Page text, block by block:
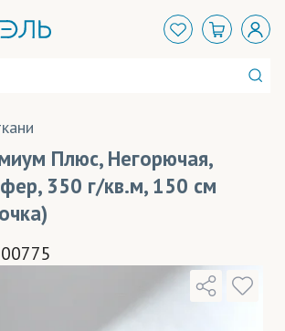
Плюс, Негорючая,
350 г/кв.м, 150 см